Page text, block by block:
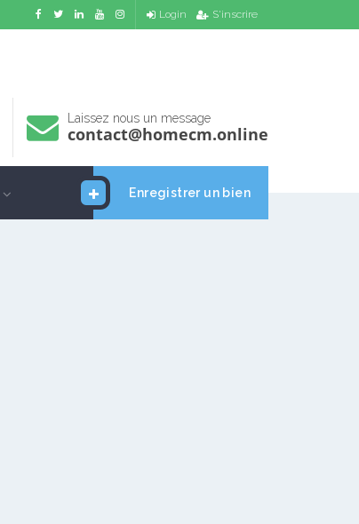
Login S'inscrire
Laissez nous un message
contact@homecm.online
Enregistrer un bien